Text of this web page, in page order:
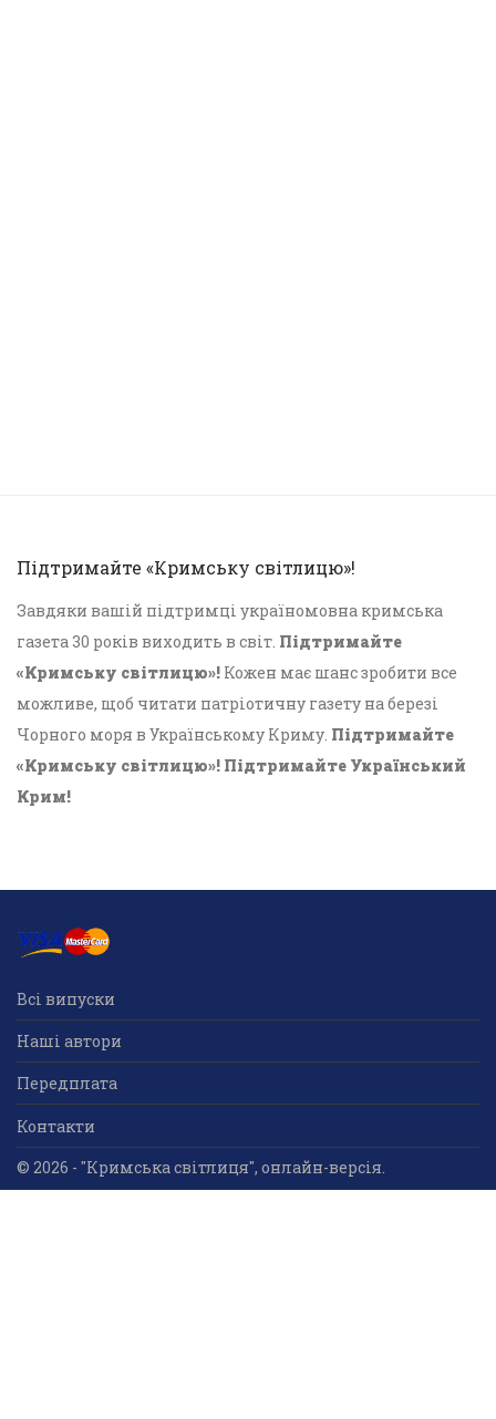
Підтримайте «Кримську світлицю»!
Завдяки вашій підтримці україномовна кримська
газета 30 років виходить в світ. Підтримайте
«Кримську світлицю»! Кожен має шанс зробити все
можливе, щоб читати патріотичну газету на березі
Чорного моря в Українському Криму. Підтримайте
«Кримську світлицю»! Підтримайте Український
Крим!
Всі випуски
Наші автори
Передплата
Контакти
© 2026 - "Кримська світлиця", онлайн-версія.